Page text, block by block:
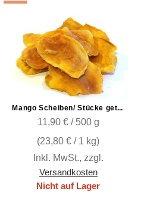
Mango Scheiben/ Stücke getrocknet Natur
11,90 € / 500 g
(23,80 € / 1 kg)
Inkl. MwSt., zzgl.
Versandkosten
Nicht auf Lager